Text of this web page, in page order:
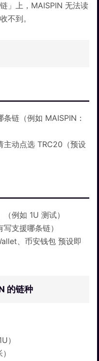
」上，MAISPIN 无法读
不到。
链（例如 MAISPIN：
主动点选 TRC20（预设
例如 1U 测试）
支援哪条链）
、币安钱包 预设即
的链种
）